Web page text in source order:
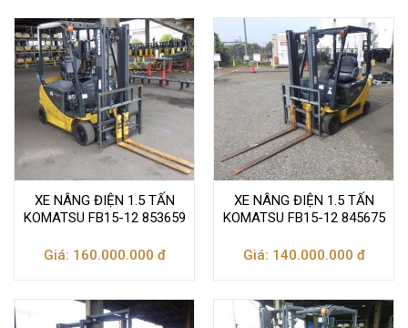
XE NÂNG ĐIỆN 1.5 TẤN
KOMATSU FB15-12 853659
Giá: 160.000.000 đ
XE NÂNG ĐIỆN 1.5 TẤN
KOMATSU FB15-12 845675
Giá: 140.000.000 đ